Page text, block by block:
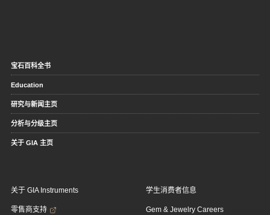
宝石百科全书
Education
研究与新闻主页
分析与分级主页
关于 GIA 主页
关于 GIA Instruments
零售商支持
学生消费者信息
Gem & Jewelry Careers